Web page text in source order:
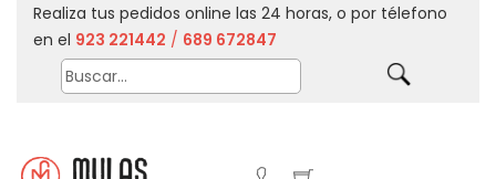
Realiza tus pedidos online las 24 horas, o por télefono
en el 923 221442 / 689 672847